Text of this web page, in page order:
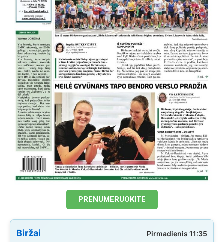
PRENUMERUOKITE
Biržai Pirmadienis 11:35